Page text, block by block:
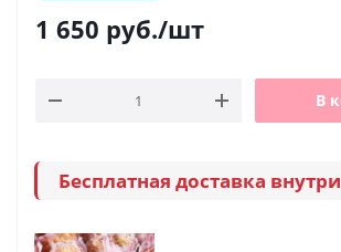
1 650 руб./шт
В
Бесплатная доставка